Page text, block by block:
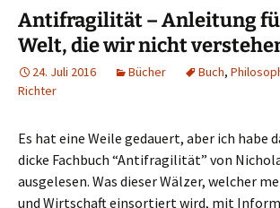
Antifragilität – Anleitung
Welt, die wir nicht
24. Juli 2016 Bücher Buch,
Richter
Es hat eine Weile gedauert, aber ich habe
dicke Fachbuch “Antifragilität” von
ausgelesen. Was dieser Wälzer, welcher
und Wirtschaft einsortiert wird, mit